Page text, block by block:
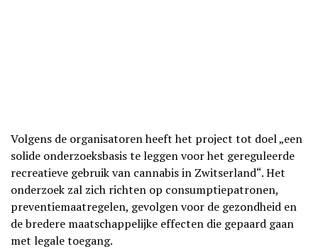
Volgens de organisatoren heeft het project tot doel „een
solide onderzoeksbasis te leggen voor het gereguleerde
recreatieve gebruik van cannabis in Zwitserland“. Het
onderzoek zal zich richten op consumptiepatronen,
preventiemaatregelen, gevolgen voor de gezondheid en
de bredere maatschappelijke effecten die gepaard gaan
met legale toegang.